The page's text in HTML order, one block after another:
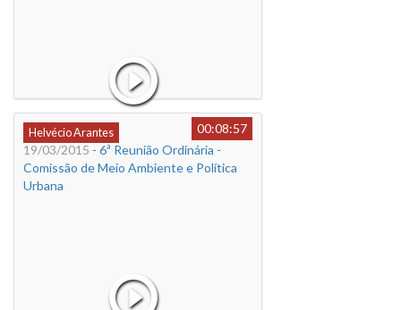
Helvécio Arantes
00:08:57
19/03/2015 - 6ª Reunião Ordinária -
Comissão de Meio Ambiente e Política
Urbana